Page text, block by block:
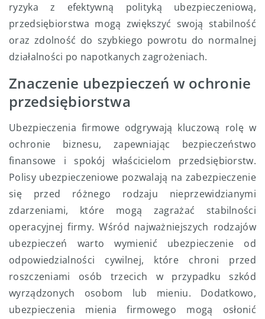
ryzyka z efektywną polityką ubezpieczeniową,
przedsiębiorstwa mogą zwiększyć swoją stabilność
oraz zdolność do szybkiego powrotu do normalnej
działalności po napotkanych zagrożeniach.
Znaczenie ubezpieczeń w ochronie
przedsiębiorstwa
Ubezpieczenia firmowe odgrywają kluczową rolę w
ochronie biznesu, zapewniając bezpieczeństwo
finansowe i spokój właścicielom przedsiębiorstw.
Polisy ubezpieczeniowe pozwalają na zabezpieczenie
się przed różnego rodzaju nieprzewidzianymi
zdarzeniami, które mogą zagrażać stabilności
operacyjnej firmy. Wśród najważniejszych rodzajów
ubezpieczeń warto wymienić ubezpieczenie od
odpowiedzialności cywilnej, które chroni przed
roszczeniami osób trzecich w przypadku szkód
wyrządzonych osobom lub mieniu. Dodatkowo,
ubezpieczenia mienia firmowego mogą osłonić